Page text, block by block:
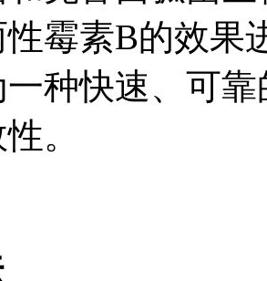
霉素B的效果
种快速、可
。